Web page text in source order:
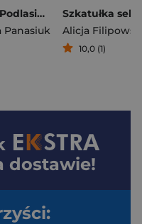
Burza na Podlasiu Tom 2 Krzysztof
Panasiuk
Alicja
10,0 (1)
dostawie!